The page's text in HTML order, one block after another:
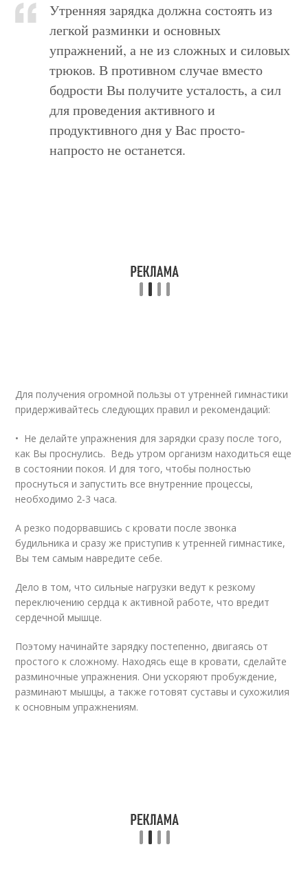
Утренняя зарядка должна состоять из
легкой разминки и основных
упражнений, а не из сложных и силовых
трюков. В противном случае вместо
бодрости Вы получите усталость, а сил
для проведения активного и
продуктивного дня у Вас просто-
напросто не останется.
Для получения огромной пользы от утренней гимнастики
придерживайтесь следующих правил и рекомендаций:
• Не делайте упражнения для зарядки сразу после того,
как Вы проснулись. Ведь утром организм находиться еще
в состоянии покоя. И для того, чтобы полностью
проснуться и запустить все внутренние процессы,
необходимо 2-3 часа.
А резко подорвавшись с кровати после звонка
будильника и сразу же приступив к утренней гимнастике,
Вы тем самым навредите себе.
Дело в том, что сильные нагрузки ведут к резкому
переключению сердца к активной работе, что вредит
сердечной мышце.
Поэтому начинайте зарядку постепенно, двигаясь от
простого к сложному. Находясь еще в кровати, сделайте
разминочные упражнения. Они ускоряют пробуждение,
разминают мышцы, а также готовят суставы и сухожилия
к основным упражнениям.